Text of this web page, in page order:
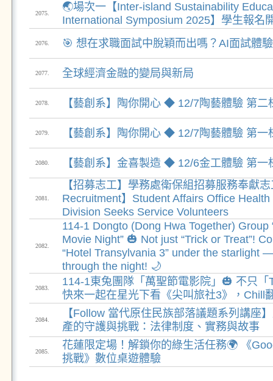
2075.
🌏場次一【Inter-island Sustainability
International Symposium 2025】學生報名
2076. 🎯 想在求職面試中脫穎而出嗎？AI面試體
2077. 全球經濟金融的變局與新局
2078. 【藝創系】陶你開心 ◆ 12/7陶藝體驗 第二
2079. 【藝創系】陶你開心 ◆ 12/7陶藝體驗 第一
2080. 【藝創系】金喜製造 ◆ 12/6金工體驗 第一
2081.
【招募志工】學務處衛保組招募服務奉獻
Recruitment】Student Affairs Office
Division Seeks Service Volunteers
2082.
114-1 Dongto (Dong Hwa Together) Group
Movie Night” 🎃 Not just “Trick or Treat”!
“Hotel Transylvania 3” under the starlight
through the night! 🌙
2083.
114-1東兔團隊「萬聖節電影院」🎃 不只「
快來一起在星光下看《尖叫旅社3》，Chill
2084.
【Follow 當代原住民族部落議題系列講座
產的守護與挑戰：法律制度、實務與故事
2085.
花蓮限定場！解鎖你的綠生活任務🌍 《
挑戰》數位桌遊體驗